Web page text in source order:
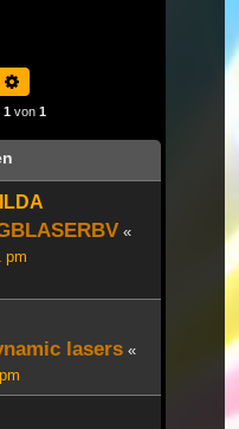
1 von 1
«
pm
lasers «